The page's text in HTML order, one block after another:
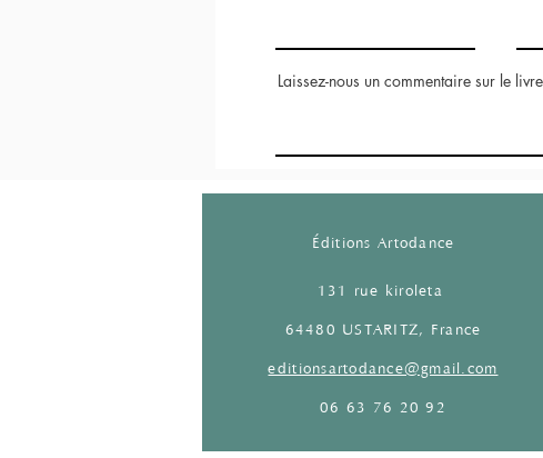
Laissez-nous un commentaire sur le
Éditions Artodance
131 rue kiroleta
64480 USTARITZ, France
editionsartodance@gmail.com
06 63 76 20 92